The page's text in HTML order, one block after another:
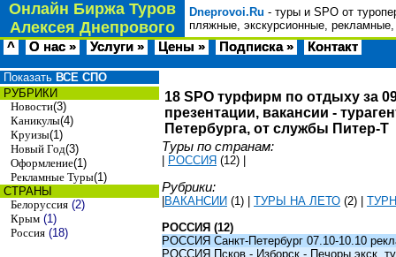
Онлайн Биржа Туров
Алексея Днепрового
Dneprovoi.Ru - туры и SPO от
пляжные, экскурсионные,
^ О нас » Услуги » Цены » Подписка » Контакт
Показать ВСЕ СПО
РУБРИКИ
Новости(3)
Каникулы(4)
Круизы(1)
Новый Год(3)
Оформление(1)
Рекламные Туры(1)
СТРАНЫ
Белоруссия (2)
Крым (1)
Россия (18)
18 SPO турфирм по отдыху за
презентации, вакансии -
Петербурга, от службы Питер-Т
Туры по странам:
РОССИЯ (12)
Рубрики:
ВАКАНСИИ (1) ТУРЫ НА ЛЕТО (2)
РОССИЯ (12)
РОССИЯ Санкт-Петербург 07.10-10.10
РОССИЯ Псков - Изборск - Печоры экск.